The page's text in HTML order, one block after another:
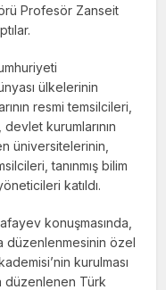
Profesör Zanseit
ülkelerinin
resmi temsilcileri,
kurumlarının
üniversitelerinin,
tanınmış bilim
katıldı.
konuşmasında,
düzenlenmesinin özel
kurulması
düzenlenen Türk